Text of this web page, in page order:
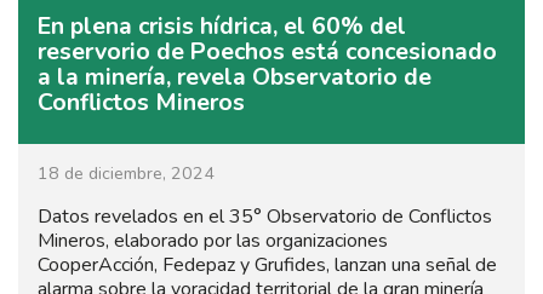
En plena crisis hídrica, el 60% del
reservorio de Poechos está concesionado
a la minería, revela Observatorio de
Conflictos Mineros
18 de diciembre, 2024
Datos revelados en el 35° Observatorio de Conflictos
Mineros, elaborado por las organizaciones
CooperAcción, Fedepaz y Grufides, lanzan una señal de